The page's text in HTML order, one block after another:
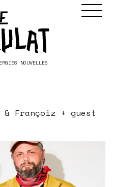
NOUVELLES
Françoiz + guest